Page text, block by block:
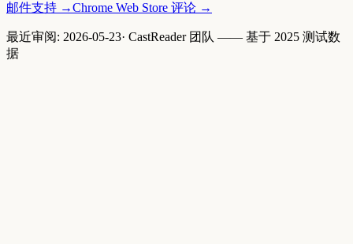
邮件支持 →Chrome Web Store 评论 →
最近审阅: 2026-05-23· CastReader 团队 —— 基于 2025 测试数
据